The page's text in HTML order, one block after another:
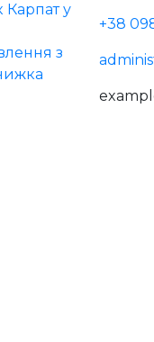
у
з
+38